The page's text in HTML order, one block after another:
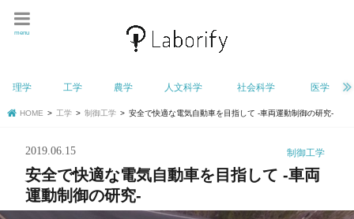
menu
理学 工学 農学 人文科学 社会科学 医学
HOME 工学 制御工学 安全で快適な電気自動車を目指して -車両運動制御の研究-
制御工学
2019.06.15
安全で快適な電気自動車を目指して -車両
運動制御の研究-